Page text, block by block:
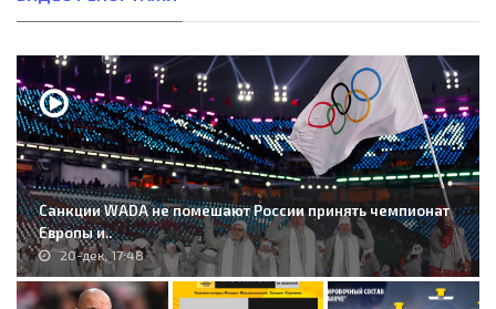
Санкции WADA не помешают России принять чемпионат
Европы и..
20-дек, 17:48